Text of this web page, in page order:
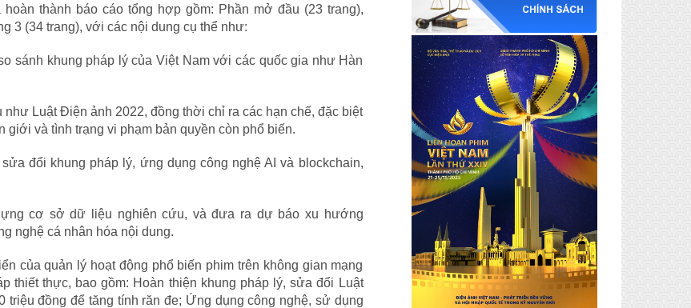
thành báo cáo tổng hợp gồm: Phần mở đầu (23 trang),
3 (34 trang), với các nội dung cụ thể như:
sánh khung pháp lý của Việt Nam với các quốc gia như Hàn
Luật Điện ảnh 2022, đồng thời chỉ ra các hạn chế, đặc biệt
giới và tình trạng vi phạm bản quyền còn phổ biến.
đổi khung pháp lý, ứng dụng công nghệ AI và blockchain,
cơ sở dữ liệu nghiên cứu, và đưa ra dự báo xu hướng
nghệ cá nhân hóa nội dung.
của quản lý hoạt động phổ biến phim trên không gian mạng
thiết thực, bao gồm: Hoàn thiện khung pháp lý, sửa đổi Luật
đồng để tăng tính răn đe; Ứng dụng công nghệ, sử dụng